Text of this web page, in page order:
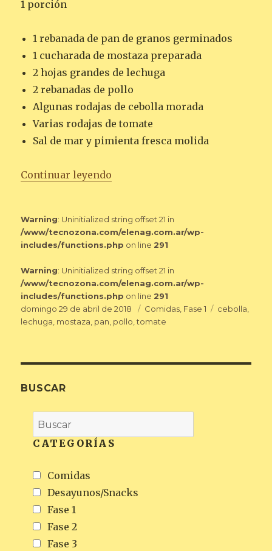
1 porción
1 rebanada de pan de granos germinados
1 cucharada de mostaza preparada
2 hojas grandes de lechuga
2 rebanadas de pollo
Algunas rodajas de cebolla morada
Varias rodajas de tomate
Sal de mar y pimienta fresca molida
Continuar leyendo
Warning: Uninitialized string offset 21 in
/www/tecnozona.com/elenag.com.ar/wp-
includes/functions.php on line 291
Warning: Uninitialized string offset 21 in
/www/tecnozona.com/elenag.com.ar/wp-
includes/functions.php on line 291
Publicado
el
domingo 29 de abril de 2018 Categorías
Comidas, Fase 1 Etiquetas
cebolla,
lechuga, mostaza, pan, pollo,tomate
BUSCAR
CATEGORÍAS
Comidas
Desayunos/Snacks
Fase 1
Fase 2
Fase 3